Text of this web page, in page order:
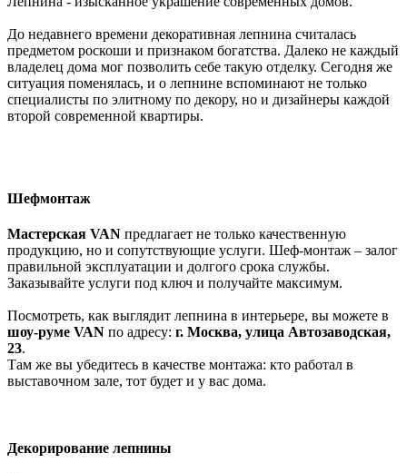
До недавнего времени декоративная лепнина считалась
предметом роскоши и признаком богатства. Далеко не каждый
владелец дома мог позволить себе такую отделку. Сегодня же
ситуация поменялась, и о лепнине вспоминают не только
специалисты по элитному по декору, но и дизайнеры каждой
второй современной квартиры.
Шефмонтаж
Мастерская VAN предлагает не только качественную
продукцию, но и сопутствующие услуги. Шеф-монтаж – залог
правильной эксплуатации и долгого срока службы.
Заказывайте услуги под ключ и получайте максимум.
Посмотреть, как выглядит лепнина в интерьере, вы можете в
шоу-руме VAN по адресу: г. Москва, улица Автозаводская,
23.
Там же вы убедитесь в качестве монтажа: кто работал в
выставочном зале, тот будет и у вас дома.
Декорирование лепнины